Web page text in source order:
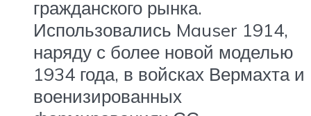
гражданского рынка.
Использовались Mauser 1914,
наряду с более новой моделью
1934 года, в войсках Вермахта и
военизированных